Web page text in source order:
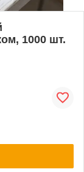
1000 шт.